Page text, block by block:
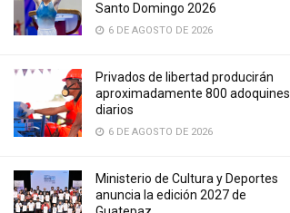
Santo Domingo 2026
6 DE AGOSTO DE 2026
Privados de libertad producirán
aproximadamente 800 adoquines
diarios
6 DE AGOSTO DE 2026
Ministerio de Cultura y Deportes
anuncia la edición 2027 de